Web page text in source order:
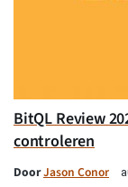
BitQL Review
controleren
DoorJason Conor